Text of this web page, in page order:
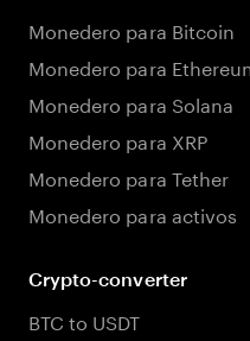
Monedero para Bitcoin
Monedero para
Monedero para Solana
Monedero para XRP
Monedero para Tether
Monedero para activos
Crypto-converter
BTC to USDT